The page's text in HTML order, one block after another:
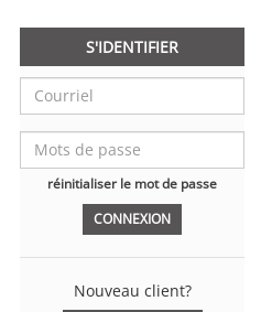
S'IDENTIFIER
réinitialiser le mot de passe
Nouveau client?